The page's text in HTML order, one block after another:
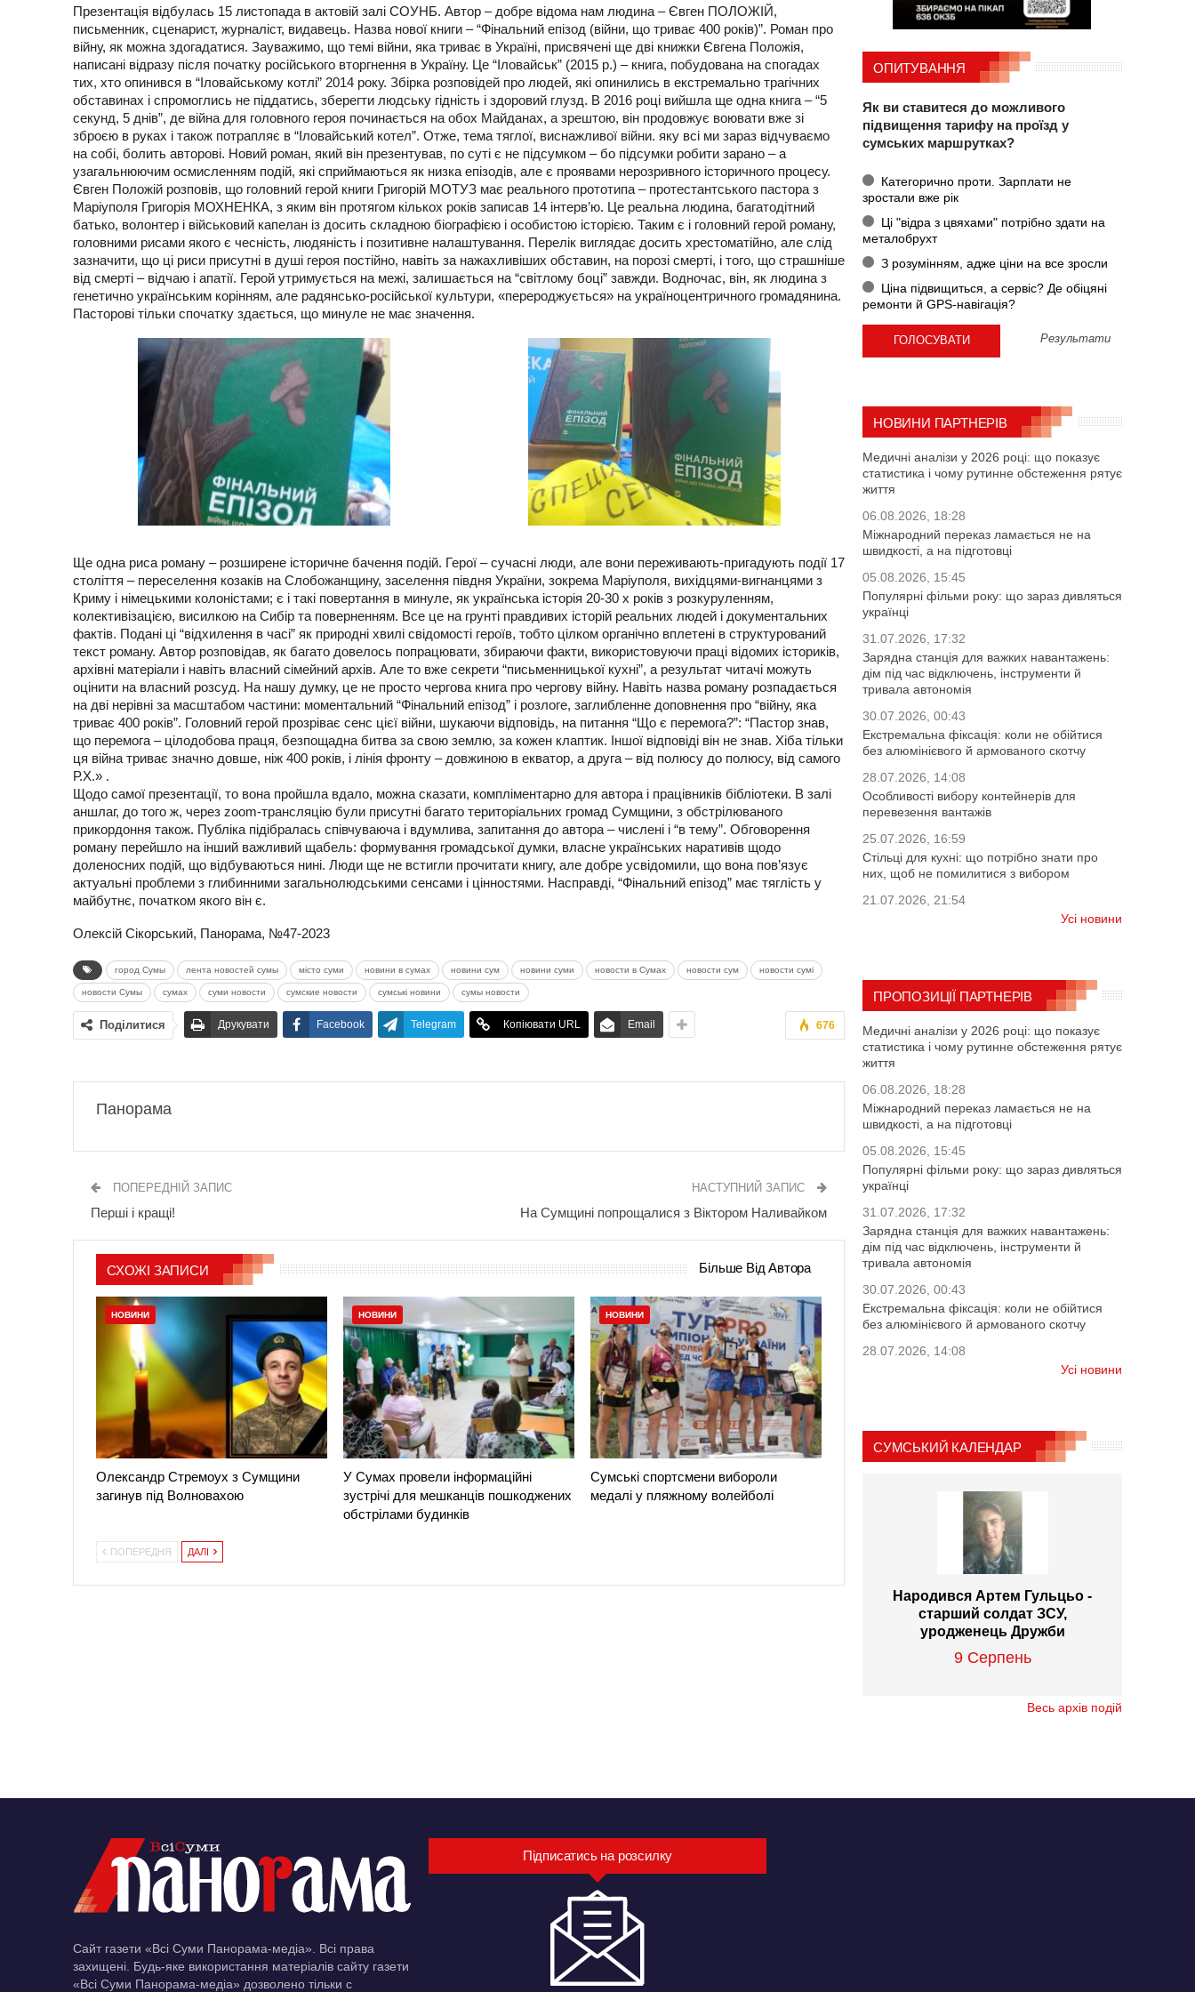
Презентація відбулась 15 листопада в актовій залі СОУНБ. Автор – добре відома нам людина – Євген ПОЛОЖІЙ,
письменник, сценарист, журналіст, видавець. Назва нової книги – “Фінальний епізод (війни, що триває 400 років)”. Роман про
війну, як можна здогадатися. Зауважимо, що темі війни, яка триває в Україні, присвячені ще дві книжки Євгена Положія,
написані відразу після початку російського вторгнення в Україну. Це “Іловайськ” (2015 р.) – книга, побудована на спогадах
тих, хто опинився в “Іловайському котлі” 2014 року. Збірка розповідей про людей, які опинились в екстремально трагічних
обставинах і спромоглись не піддатись, зберегти людську гідність і здоровий глузд. В 2016 році вийшла ще одна книга – “5
секунд, 5 днів”, де війна для головного героя починається на обох Майданах, а зрештою, він продовжує воювати вже зі
зброєю в руках і також потрапляє в “Іловайський котел”. Отже, тема тяглої, виснажливої війни. яку всі ми зараз відчуваємо
на собі, болить авторові. Новий роман, який він презентував, по суті є не підсумком – бо підсумки робити зарано – а
узагальнюючим осмисленням подій, які сприймаються як низка епізодів, але є проявами нерозривного історичного процесу.
Євген Положій розповів, що головний герой книги Григорій МОТУЗ має реального прототипа – протестантського пастора з
Маріуполя Григорія МОХНЕНКА, з яким він протягом кількох років записав 14 інтерв’ю. Це реальна людина, багатодітний
батько, волонтер і військовий капелан із досить складною біографією і особистою історією. Таким є і головний герой роману,
головними рисами якого є чесність, людяність і позитивне налаштування. Перелік виглядає досить хрестоматійно, але слід
зазначити, що ці риси присутні в душі героя постійно, навіть за нажахливіших обставин, на порозі смерті, і того, що страшніше
від смерті – відчаю і апатії. Герой утримується на межі, залишається на “світлому боці” завжди. Водночас, він, як людина з
генетично українським корінням, але радянсько-російської культури, «перероджується» на україноцентричного громадянина.
Пасторові тільки спочатку здається, що минуле не має значення.
Ще одна риса роману – розширене історичне бачення подій. Герої – сучасні люди, але вони переживають-пригадують події 17
століття – переселення козаків на Слобожанщину, заселення півдня України, зокрема Маріуполя, вихідцями-вигнанцями з
Криму і німецькими колоністами; є і такі повертання в минуле, як українська історія 20-30 х років з розкуруленням,
колективізацією, висилкою на Сибір та поверненням. Все це на грунті правдивих історій реальних людей і документальних
фактів. Подані ці “відхилення в часі” як природні хвилі свідомості героїв, тобто цілком органічно вплетені в структурований
текст роману. Автор розповідав, як багато довелось попрацювати, збираючи факти, використовуючи праці відомих істориків,
архівні матеріали і навіть власний сімейний архів. Але то вже секрети “письменницької кухні”, а результат читачі можуть
оцінити на власний розсуд. На нашу думку, це не просто чергова книга про чергову війну. Навіть назва роману розпадається
на дві нерівні за масштабом частини: моментальний “Фінальний епізод” і розлоге, заглибленне доповнення про “війну, яка
триває 400 років”. Головний герой прозріває сенс цієї війни, шукаючи відповідь, на питання “Що є перемога?”: “Пастор знав,
що перемога – цілодобова праця, безпощадна битва за свою землю, за кожен клаптик. Іншої відповіді він не знав. Хіба тільки
ця війна триває значно довше, ніж 400 років, і лінія фронту – довжиною в екватор, а друга – від полюсу до полюсу, від самого
Р.Х.» .
Щодо самої презентації, то вона пройшла вдало, можна сказати, компліментарно для автора і працівників бібліотеки. В залі
аншлаг, до того ж, через zoom-трансляцію були присутні багато територіальних громад Сумщини, з обстрілюваного
прикордоння також. Публіка підібралась співчуваюча і вдумлива, запитання до автора – числені і “в тему”. Обговорення
роману перейшло на інший важливий щабель: формування громадської думки, власне українських наративів щодо
доленосних подій, що відбуваються нині. Люди ще не встигли прочитати книгу, але добре усвідомили, що вона пов’язує
актуальні проблеми з глибинними загальнолюдськими сенсами і цінностями. Насправді, “Фінальний епізод” має тяглість у
майбутнє, початком якого він є.
Олексій Сікорський, Панорама, №47-2023
город Сумы лента новостей сумы місто суми новини в сумах новини сум новини суми новости в Сумах новости сум новости сумі
новости Сумы сумах суми новости сумские новости сумські новини сумы новости
676
Поділитися Друкувати Facebook Telegram Копіювати URL Email
Панорама
ПОПЕРЕДНІЙ ЗАПИС
Перші і кращі!
НАСТУПНИЙ ЗАПИС
На Сумщині попрощалися з Віктором Наливайком
СХОЖІ ЗАПИСИ Більше Від Автора
НОВИНИ
Олександр Стремоух з Сумщини
загинув під Волновахою
НОВИНИ
У Сумах провели інформаційні
зустрічі для мешканців пошкоджених
обстрілами будинків
НОВИНИ
Сумські спортсмени вибороли
медалі у пляжному волейболі
ПОПЕРЕДНЯ ДАЛІ
ОПИТУВАННЯ
Як ви ставитеся до можливого
підвищення тарифу на проїзд у
сумських маршрутках?
Категорично проти. Зарплати не
зростали вже рік
Ці "відра з цвяхами" потрібно здати на
металобрухт
З розумінням, адже ціни на все зросли
Ціна підвищиться, а сервіс? Де обіцяні
ремонти й GPS-навігація?
Результати
НОВИНИ ПАРТНЕРІВ
Медичні аналізи у 2026 році: що показує
статистика і чому рутинне обстеження рятує
життя
06.08.2026, 18:28
Міжнародний переказ ламається не на
швидкості, а на підготовці
05.08.2026, 15:45
Популярні фільми року: що зараз дивляться
українці
31.07.2026, 17:32
Зарядна станція для важких навантажень:
дім під час відключень, інструменти й
тривала автономія
30.07.2026, 00:43
Екстремальна фіксація: коли не обійтися
без алюмінієвого й армованого скотчу
28.07.2026, 14:08
Особливості вибору контейнерів для
перевезення вантажів
25.07.2026, 16:59
Стільці для кухні: що потрібно знати про
них, щоб не помилитися з вибором
21.07.2026, 21:54
Усі новини
ПРОПОЗИЦІЇ ПАРТНЕРІВ
Медичні аналізи у 2026 році: що показує
статистика і чому рутинне обстеження рятує
життя
06.08.2026, 18:28
Міжнародний переказ ламається не на
швидкості, а на підготовці
05.08.2026, 15:45
Популярні фільми року: що зараз дивляться
українці
31.07.2026, 17:32
Зарядна станція для важких навантажень:
дім під час відключень, інструменти й
тривала автономія
30.07.2026, 00:43
Екстремальна фіксація: коли не обійтися
без алюмінієвого й армованого скотчу
28.07.2026, 14:08
Усі новини
СУМСЬКИЙ КАЛЕНДАР
Народився Артем Гульцьо -
старший солдат ЗСУ,
уродженець Дружби
9 Серпень
Весь архів подій
Сайт газети «Всі Суми Панорама-медіа». Всі права
захищені. Будь-яке використання матеріалів сайту газети
«Всі Суми Панорама-медіа» дозволено тільки c
Підписатись на розсилку